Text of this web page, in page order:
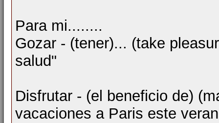
Para mi........
Gozar - (tener)... (take
salud"
Disfrutar - (el beneficio de)
vacaciones a Paris este